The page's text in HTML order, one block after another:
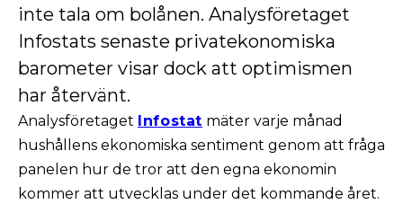
inte tala om bolånen. Analysföretaget
Infostats senaste privatekonomiska
barometer visar dock att optimismen
har återvänt.
Analysföretaget Infostat mäter varje månad
hushållens ekonomiska sentiment genom att fråga
panelen hur de tror att den egna ekonomin
kommer att utvecklas under det kommande året.